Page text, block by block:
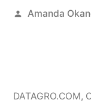
Publicado
Amanda
DATAGRO.COM,